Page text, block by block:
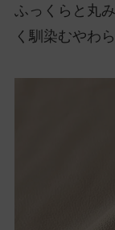
ふっくらと丸
く馴染むやわ